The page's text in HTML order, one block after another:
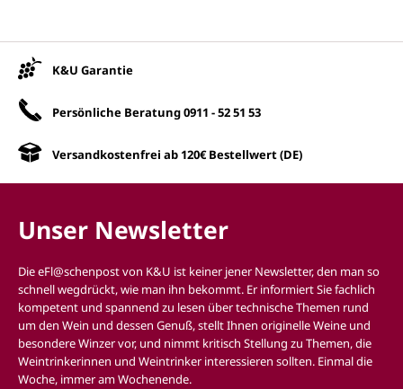
K&U Garantie
Persönliche Beratung0911 - 52 51 53
Versandkostenfrei ab 120€ Bestellwert (DE)
Unser Newsletter
Die eFl@schenpost von K&U ist keiner jener Newsletter, den man so
schnell wegdrückt, wie man ihn bekommt. Er informiert Sie fachlich
kompetent und spannend zu lesen über technische Themen rund
um den Wein und dessen Genuß, stellt Ihnen originelle Weine und
besondere Winzer vor, und nimmt kritisch Stellung zu Themen, die
Weintrinkerinnen und Weintrinker interessieren sollten. Einmal die
Woche, immer am Wochenende.